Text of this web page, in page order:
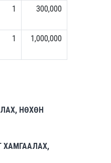
1 300,000
1 1,000,000
НӨХӨН
ХАМГААЛАХ,